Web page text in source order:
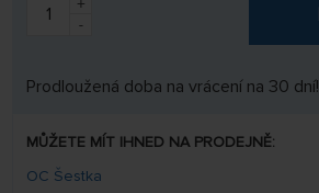
+
-
Prodloužená doba na vrácení na 30 dní!
MŮŽETE MÍT IHNED NA PRODEJNĚ:
OC Šestka